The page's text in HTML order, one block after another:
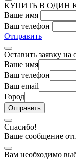
КУПИТЬ В ОДИН
Ваше имя
Ваш телефон
Отправить
Оставить заявку на
Ваше имя
Ваш телефон
Ваш email
Город
Спасибо!
Ваше сообщение
Вам необходимо